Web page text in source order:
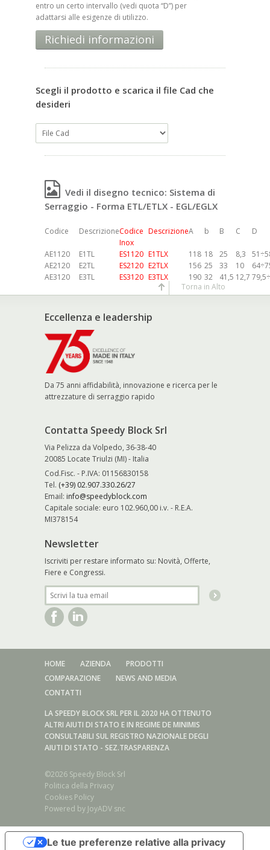
entro un certo intervallo (vedi quota “D”) per
adattarsi alle esigenze di utilizzo.
Richiedi informazioni
Scegli il prodotto e scarica il file Cad che
desideri
Vedi il disegno tecnico: Sistema di
Serraggio - Forma ETL/ETLX - EGL/EGLX
Codice DescrizioneCodice
Inox
DescrizioneA b B C D
AE1120 E1TL ES1120 E1TLX 118 18 25 8,3
AE2120
E2TL ES2120 E2TLX 156 25 33 10
AE3120
E3TL ES3120 E3TLX 190 32 41,5 12,7
Eccellenza e leadership
Da 75 anni affidabilità, innovazione e ricerca per le
attrezzature di serraggio rapido
Contatta Speedy Block Srl
Via Pelizza da Volpedo, 36-38-40
20085 Locate Triulzi (MI) - Italia
Cod.Fisc. - P.IVA: 01156830158
Tel. (+39) 02.907.330.26/27
Email: info@speedyblock.com
Capitale sociale: euro 102.960,00 i.v. - R.E.A.
MI378154
Newsletter
Iscriviti per restare informato su: Novità, Offerte,
Fiere e Congressi.
Torna in Alto
HOME AZIENDA
PRODOTTI
COMPARAZIONE
NEWS AND MEDIA
CONTATTI
LA SPEEDY BLOCK SRL PER IL 2020 HA OTTENUTO
ALTRI AIUTI DI STATO E IN REGIME DE MINIMIS
CONSULTABILI SUL REGISTRO NAZIONALE DEGLI
AIUTI DI STATO - SEZ.TRASPARENZA
©2026 Speedy Block Srl
Politica della Privacy
Cookies Policy
Powered by JoyADV snc
Serie acciaio inox/Sistema di serraggio Forma A/AX - E/EX
Serie acciaio inox/Sistema di serraggio Forma B/BX - F/FX
Le tue preferenze relative alla privacy